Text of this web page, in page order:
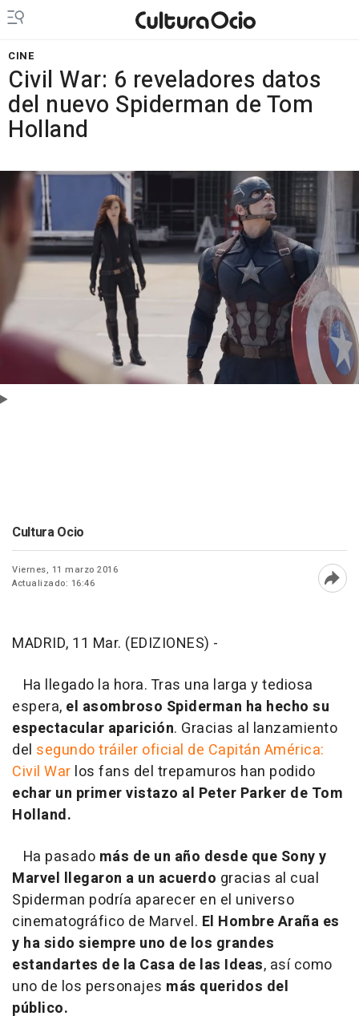
CINE
Civil War: 6 reveladores datos
del nuevo Spiderman de Tom
Holland
Cultura Ocio
Viernes, 11 marzo 2016
Actualizado: 16:46
MADRID, 11 Mar. (EDIZIONES) -
Ha llegado la hora. Tras una larga y tediosa
espera, el asombroso Spiderman ha hecho su
espectacular aparición. Gracias al lanzamiento
del segundo tráiler oficial de Capitán América:
Civil War los fans del trepamuros han podido
echar un primer vistazo al Peter Parker de Tom
Holland.
Ha pasado más de un año desde que Sony y
Marvel llegaron a un acuerdo gracias al cual
Spiderman podría aparecer en el universo
cinematográfico de Marvel. El Hombre Araña es
y ha sido siempre uno de los grandes
estandartes de la Casa de las Ideas, así como
uno de los personajes más queridos del
público.